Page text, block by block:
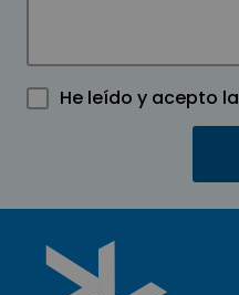
He leído y acepto la